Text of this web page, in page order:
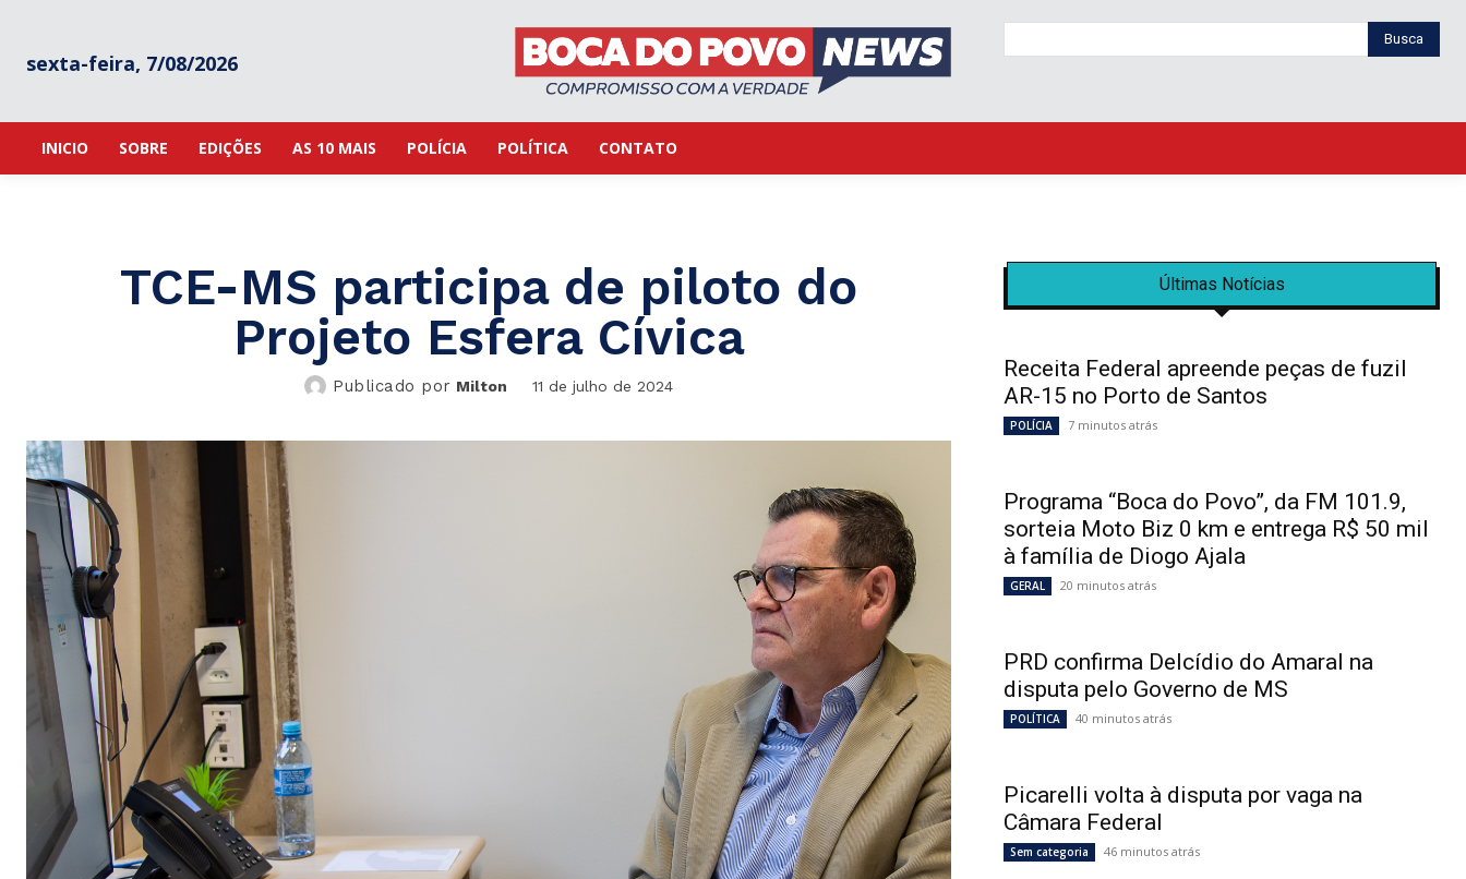
sexta-feira, 7/08/2026
Busca
INICIO SOBRE EDIÇÕES AS 10 MAIS POLÍCIA POLÍTICA CONTATO
TCE-MS participa de piloto do
Projeto Esfera Cívica
Publicado por Milton 11 de julho de 2024
Últimas Notícias
Receita Federal apreende peças de fuzil
AR-15 no Porto de Santos
POLÍCIA 7 minutos atrás
Programa “Boca do Povo”, da FM 101.9,
sorteia Moto Biz 0 km e entrega R$ 50 mil
à família de Diogo Ajala
GERAL 20 minutos atrás
PRD confirma Delcídio do Amaral na
disputa pelo Governo de MS
POLÍTICA 40 minutos atrás
Picarelli volta à disputa por vaga na
Câmara Federal
Sem categoria 46 minutos atrás